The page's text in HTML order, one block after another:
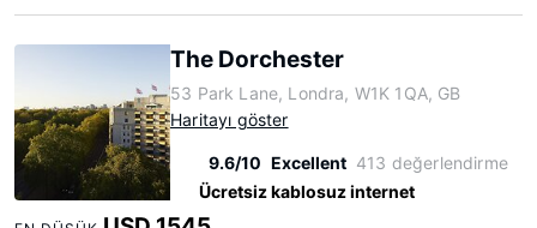
The Dorchester
53 Park Lane, Londra, W1K 1QA, GB
Haritayı göster
9.6/10 Excellent 413 değerlendirme
Ücretsiz kablosuz internet